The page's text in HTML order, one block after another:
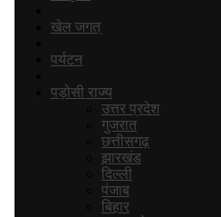
खेल जगत्
पर्यटन
पड़ोसी राज्य
उत्तर प्रदेश
गुजरात
छत्तीसगढ़
झारखंड
दिल्ली
पंजाब
बिहार